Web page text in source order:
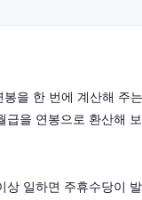
봉을 한 번에 계산해
을 연봉으로 환산해
일하면 주휴수당이